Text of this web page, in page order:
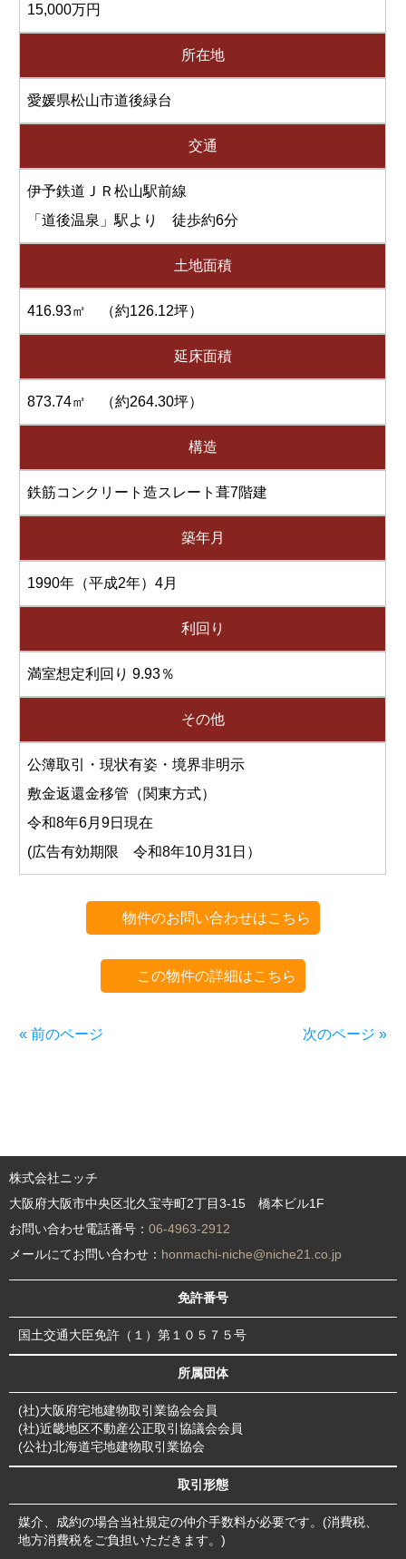
15,000万円
所在地
愛媛県松山市道後緑台
交通
伊予鉄道ＪＲ松山駅前線
「道後温泉」駅より 徒歩約6分
土地面積
416.93㎡ （約126.12坪）
延床面積
873.74㎡ （約264.30坪）
構造
鉄筋コンクリート造スレート葺7階建
築年月
1990年（平成2年）4月
利回り
満室想定利回り 9.93％
その他
公簿取引・現状有姿・境界非明示
敷金返還金移管（関東方式）
令和8年6月9日現在
(広告有効期限 令和8年10月31日）
物件のお問い合わせはこちら
この物件の詳細はこちら
« 前のページ 次のページ »
株式会社ニッチ
大阪府大阪市中央区北久宝寺町2丁目3-15 橋本ビル1F
お問い合わせ電話番号： 06-4963-2912
メールにてお問い合わせ： honmachi-niche@niche21.co.jp
免許番号
国土交通大臣免許（１）第１０５７５号
所属団体
(社)大阪府宅地建物取引業協会会員
(社)近畿地区不動産公正取引協議会会員
(公社)北海道宅地建物取引業協会
取引形態
媒介、成約の場合当社規定の仲介手数料が必要です。(消費税、
地方消費税をご負担いただきます。)